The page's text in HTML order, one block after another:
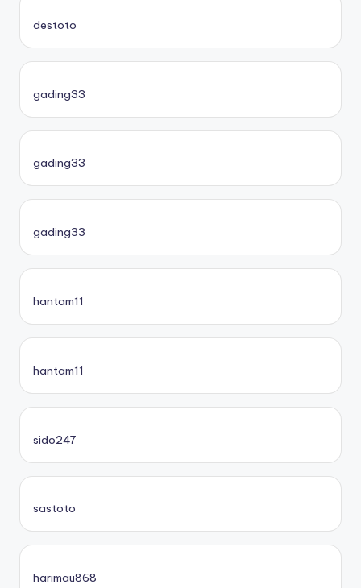
destoto
gading33
gading33
gading33
hantam11
hantam11
sido247
sastoto
harimau868